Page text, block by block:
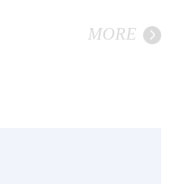
MORE